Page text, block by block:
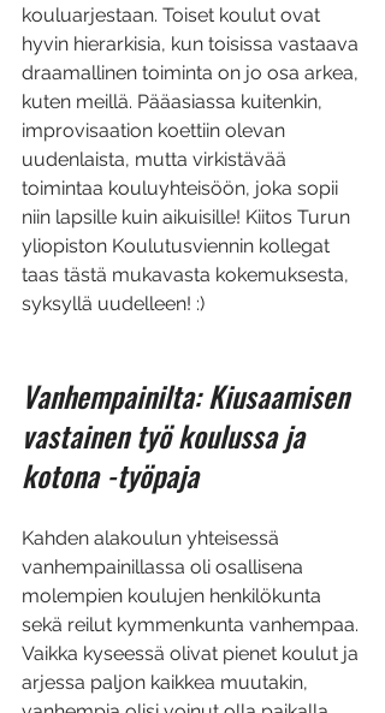
kouluarjestaan. Toiset koulut ovat
hyvin hierarkisia, kun toisissa vastaava
draamallinen toiminta on jo osa arkea,
kuten meillä. Pääasiassa kuitenkin,
improvisaation koettiin olevan
uudenlaista, mutta virkistävää
toimintaa kouluyhteisöön, joka sopii
niin lapsille kuin aikuisille! Kiitos Turun
yliopiston Koulutusviennin kollegat
taas tästä mukavasta kokemuksesta,
syksyllä uudelleen! :)
Vanhempainilta: Kiusaamisen
vastainen työ koulussa ja
kotona -työpaja
Kahden alakoulun yhteisessä
vanhempainillassa oli osallisena
molempien koulujen henkilökunta
sekä reilut kymmenkunta vanhempaa.
Vaikka kyseessä olivat pienet koulut ja
arjessa paljon kaikkea muutakin,